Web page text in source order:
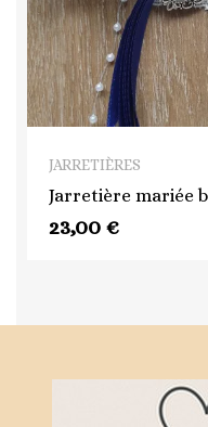
JARRETIÈRES
23,00 €